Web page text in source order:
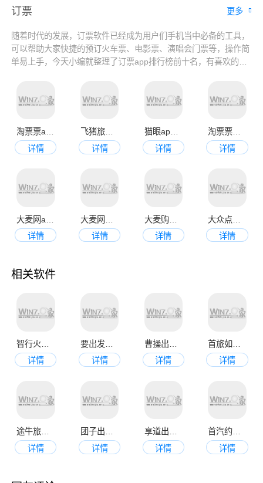
订票 更多
随着时代的发展，订票软件已经成为用户们手机当中必备的工具，
可以帮助大家快捷的预订火车票、电影票、演唱会门票等，操作简
单易上手，今天小编就整理了订票app排行榜前十名，有喜欢的小
淘票票app官网版
详情
飞猪旅行官网版
详情
猫眼app官网手机版
详情
淘票票在线购票
详情
详情
详情
大麦购票app
详情
详情
相关软件
详情
要出发周边游app
详情
详情
详情
途牛旅游手机版app
详情
团子出行app最新版
详情
享道出行官网版
详情
首汽约车司机端app
详情